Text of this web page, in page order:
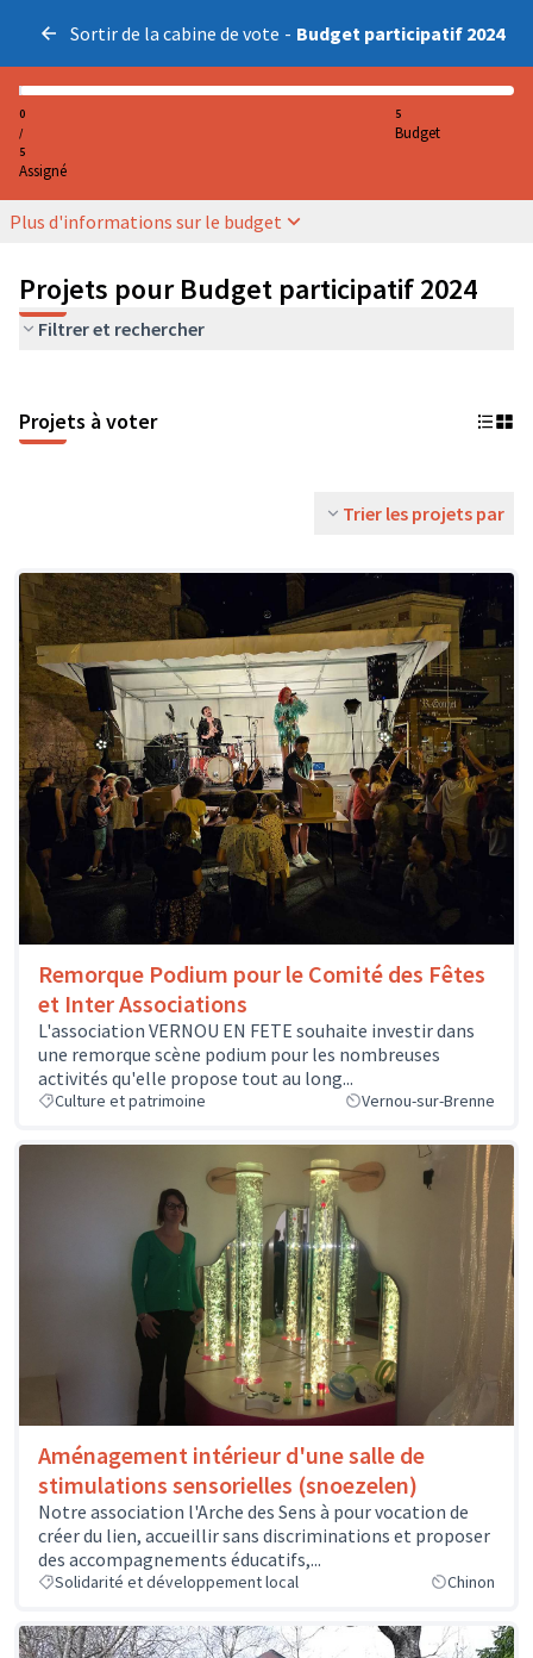
Sortir de la cabine de vote - Budget participatif 2024
0
/
5
Assigné
5
Budget
Plus d'informations sur le budget
Projets pour Budget participatif 2024
Filtrer et rechercher
Projets à voter
Trier les projets par
Remorque Podium pour le Comité des Fêtes
et Inter Associations
L'association VERNOU EN FETE souhaite investir dans
une remorque scène podium pour les nombreuses
activités qu'elle propose tout au long...
Culture et patrimoine Vernou-sur-Brenne
Aménagement intérieur d'une salle de
stimulations sensorielles (snoezelen)
Notre association l'Arche des Sens à pour vocation de
créer du lien, accueillir sans discriminations et proposer
des accompagnements éducatifs,...
Solidarité et développement local Chinon